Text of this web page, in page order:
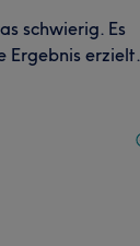
schwierig. Es
Ergebnis erzielt.